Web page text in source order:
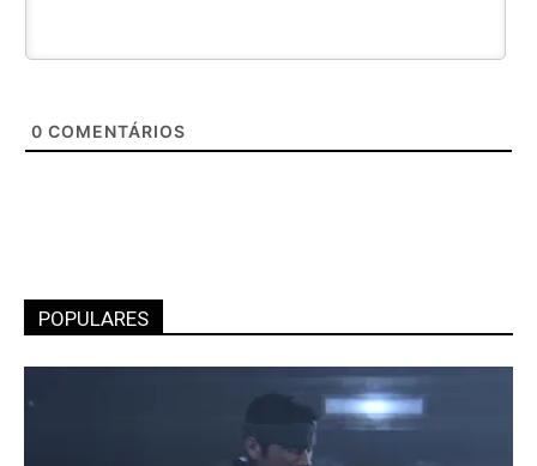
0 COMENTÁRIOS
POPULARES